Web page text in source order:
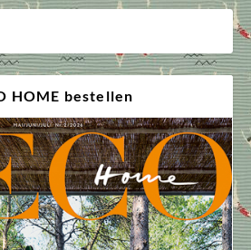
HOME bestellen